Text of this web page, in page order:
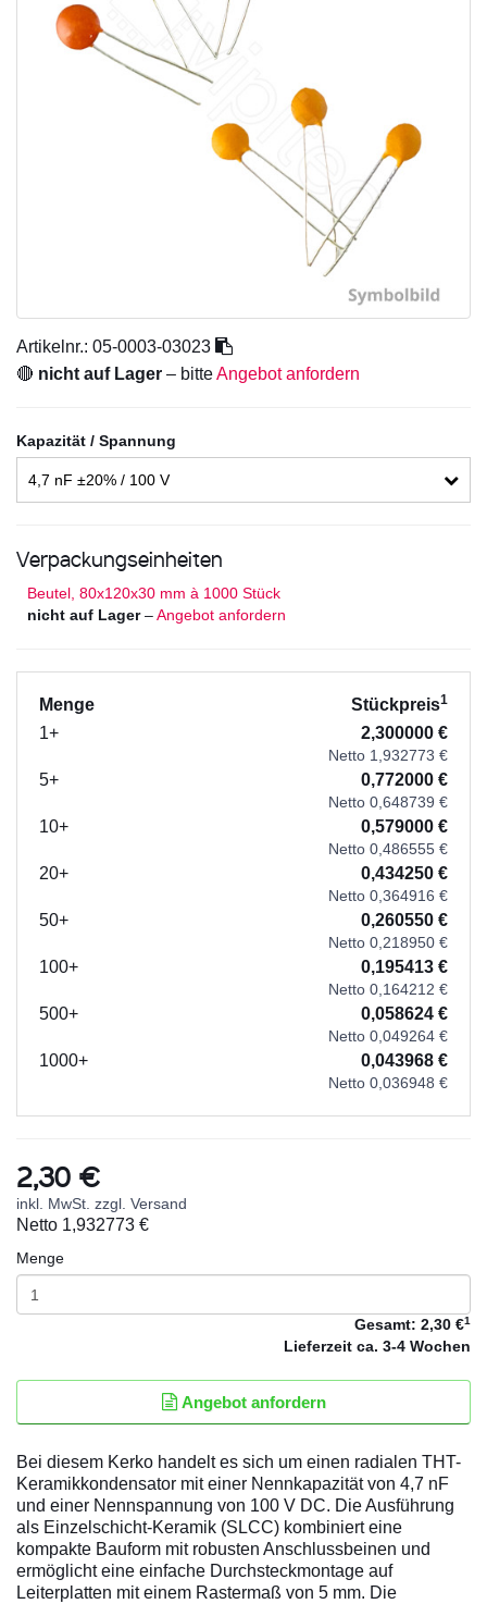
Artikelnr.: 05-0003-03023
🔴 nicht auf Lager – bitteAngebot anfordern
Kapazität / Spannung
4,7 nF ±20% / 100 V
Verpackungseinheiten
Beutel, 80x120x30 mm à 1000 Stück
nicht auf Lager– Angebot anfordern
Menge Stückpreis1
1+ 2,300000 €
Netto 1,932773 €
5+ 0,772000 €
Netto 0,648739 €
10+ 0,579000 €
Netto 0,486555 €
20+ 0,434250 €
Netto 0,364916 €
50+ 0,260550 €
Netto 0,218950 €
100+ 0,195413 €
Netto 0,164212 €
500+ 0,058624 €
Netto 0,049264 €
1000+ 0,043968 €
Netto 0,036948 €
2,30 €
inkl. MwSt. zzgl. Versand
Netto 1,932773 €
Menge
Gesamt: 2,30 €1
Lieferzeit ca. 3-4 Wochen
Angebot anfordern
Bei diesem Kerko handelt es sich um einen radialen THT-
Keramikkondensator mit einer Nennkapazität von 4,7 nF
und einer Nennspannung von 100 V DC. Die Ausführung
als Einzelschicht-Keramik (SLCC) kombiniert eine
kompakte Bauform mit robusten Anschlussbeinen und
ermöglicht eine einfache Durchsteckmontage auf
Leiterplatten mit einem Rastermaß von 5 mm. Die